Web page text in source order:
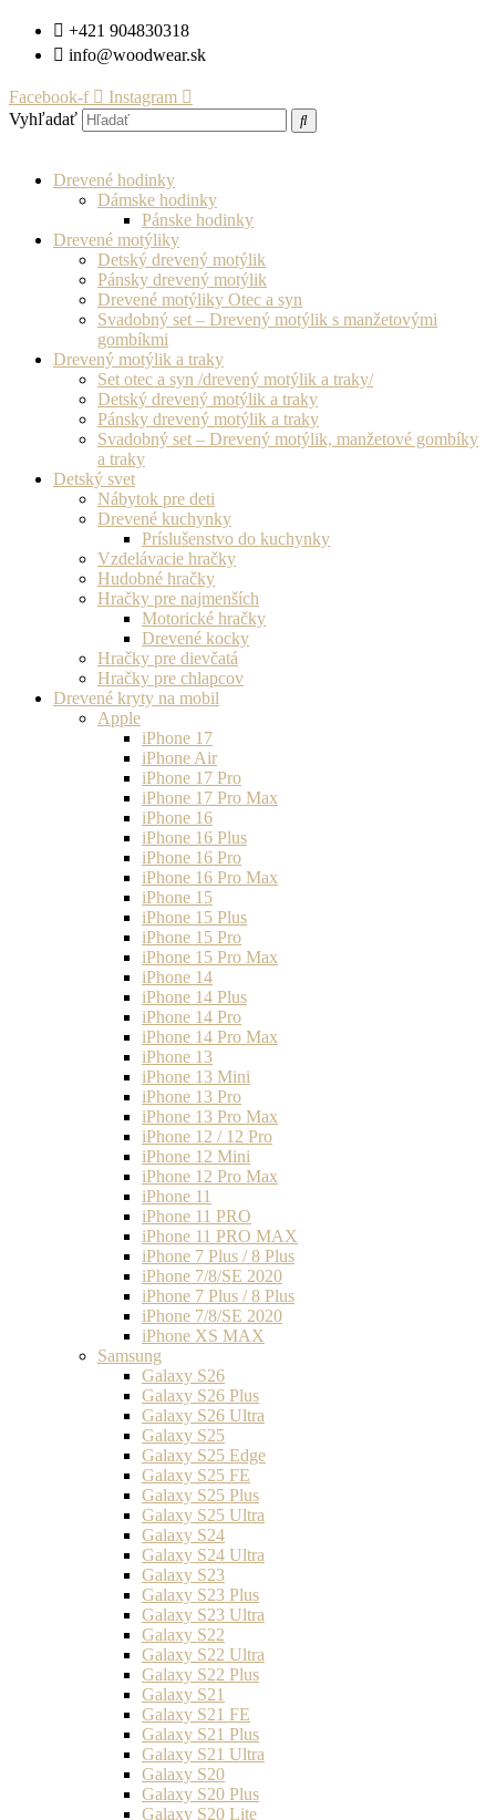
Preskočiť+421 904830318
info@woodwear.sk
Facebook-f
Instagram
Vyhľadať
Drevené hodinky
Dámske hodinky
Pánske hodinky
Drevené motýliky
Detský drevený motýlik
Pánsky drevený motýlik
Drevené motýliky Otec a syn
Svadobný set – Drevený motýlik s manžetovými
gombíkmi
Drevený motýlik a traky
Set otec a syn /drevený motýlik a traky/
Detský drevený motýlik a traky
Pánsky drevený motýlik a traky
Svadobný set – Drevený motýlik, manžetové gombíky
a traky
Detský svet
Nábytok pre deti
Drevené kuchynky
Príslušenstvo do kuchynky
Vzdelávacie hračky
Hudobné hračky
Hračky pre najmenších
Motorické hračky
Drevené kocky
Hračky pre dievčatá
Hračky pre chlapcov
Drevené kryty na mobil
Apple
iPhone 17
iPhone Air
iPhone 17 Pro
iPhone 17 Pro Max
iPhone 16
iPhone 16 Plus
iPhone 16 Pro
iPhone 16 Pro Max
iPhone 15
iPhone 15 Plus
iPhone 15 Pro
iPhone 15 Pro Max
iPhone 14
iPhone 14 Plus
iPhone 14 Pro
iPhone 14 Pro Max
iPhone 13
iPhone 13 Mini
iPhone 13 Pro
iPhone 13 Pro Max
iPhone 12 / 12 Pro
iPhone 12 Mini
iPhone 12 Pro Max
iPhone 11
iPhone 11 PRO
iPhone 11 PRO MAX
iPhone 7 Plus / 8 Plus
iPhone 7/8/SE 2020
iPhone 7 Plus / 8 Plus
iPhone 7/8/SE 2020
iPhone XS MAX
Samsung
Galaxy S26
Galaxy S26 Plus
Galaxy S26 Ultra
Galaxy S25
Galaxy S25 Edge
Galaxy S25 FE
Galaxy S25 Plus
Galaxy S25 Ultra
Galaxy S24
Galaxy S24 Ultra
Galaxy S23
Galaxy S23 Plus
Galaxy S23 Ultra
Galaxy S22
Galaxy S22 Ultra
Galaxy S22 Plus
Galaxy S21
Galaxy S21 FE
Galaxy S21 Plus
Galaxy S21 Ultra
Galaxy S20
Galaxy S20 Plus
Galaxy S20 Lite